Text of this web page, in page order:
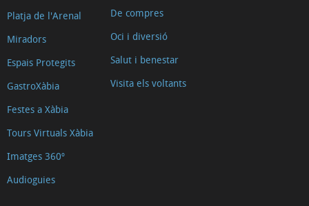
Platja de l'Arenal
Miradors
Espais Protegits
GastroXàbia
Festes a Xàbia
Tours Virtuals Xàbia
Imatges 360º
Audioguies
De compres
Oci i diversió
Salut i benestar
Visita els voltants